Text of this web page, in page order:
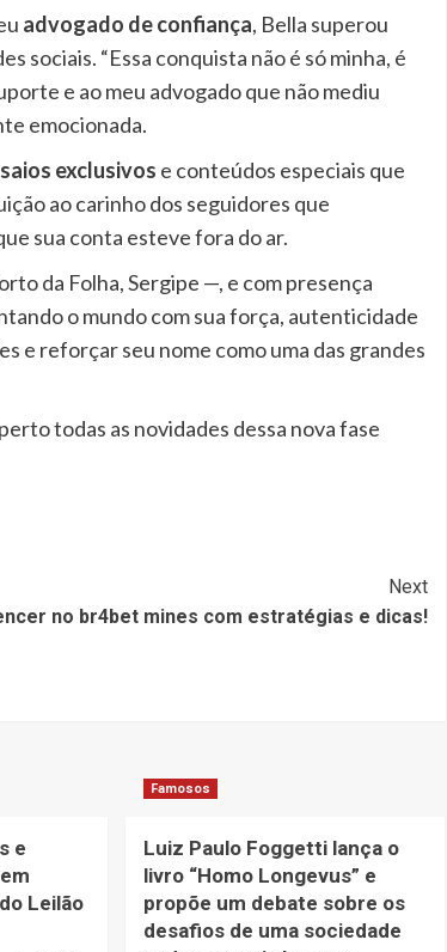
advogado de confiança, Bella superou
sociais. “Essa conquista não é só minha, é
e ao meu advogado que não mediu
emocionada.
exclusivos e conteúdos especiais que
ao carinho dos seguidores que
sua conta esteve fora do ar.
da Folha, Sergipe —, e com presença
o mundo com sua força, autenticidade
e reforçar seu nome como uma das grandes
todas as novidades dessa nova fase
Next
no br4bet mines com estratégias e dicas!
e
Leilão
Famosos
Luiz Paulo Foggetti lança o
livro “Homo Longevus” e
propõe um debate sobre os
desafios de uma sociedade